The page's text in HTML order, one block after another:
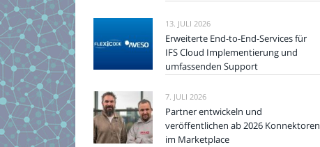
13. JULI 2026
Erweiterte End-to-End-Services für
IFS Cloud Implementierung und
umfassenden Support
7. JULI 2026
Partner entwickeln und
veröffentlichen ab 2026 Konnektoren
im Marketplace